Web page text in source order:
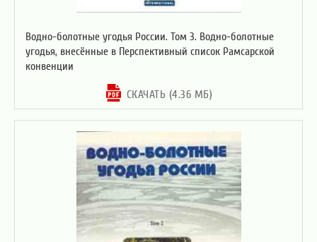
Водно-болотные угодья России. Том 3. Водно-болотные
угодья, внесённые в Перспективный список Рамсарской
конвенции
СКАЧАТЬ (4.36 МБ)